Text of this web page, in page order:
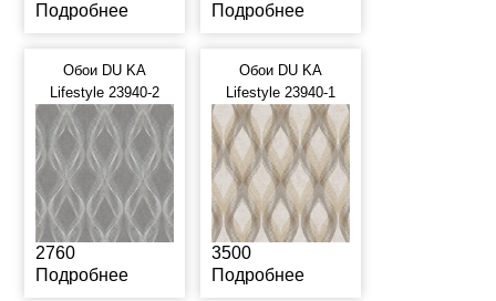
Подробнее
Подробнее
Обои DU KA
Lifestyle 23940-2
2760
Подробнее
Обои DU KA
Lifestyle 23940-1
3500
Подробнее